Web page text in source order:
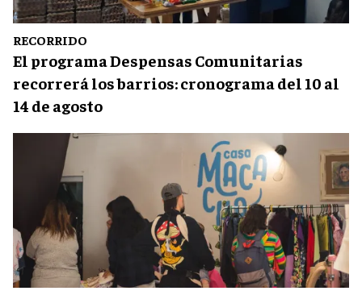
RECORRIDO
El programa Despensas Comunitarias
recorrerá los barrios: cronograma del 10 al
14 de agosto